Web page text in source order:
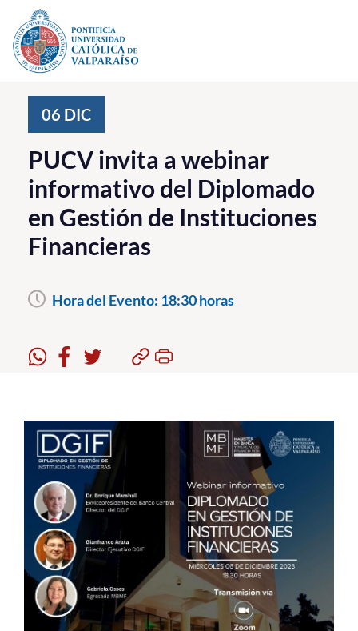
Click acá para ir directamente al contenido
Investigación, Creación e Innovación
PUCV Internacional
Vinculación con el Medio
Admisión
Pregrado
Formación Continua
Académicos
Funcionarios
Alumni
English
06 DIC
PUCV invita a webinar
informativo del Diplomado
en Gestión de Instituciones
Financieras
Hora del Evento: 18:30 horas